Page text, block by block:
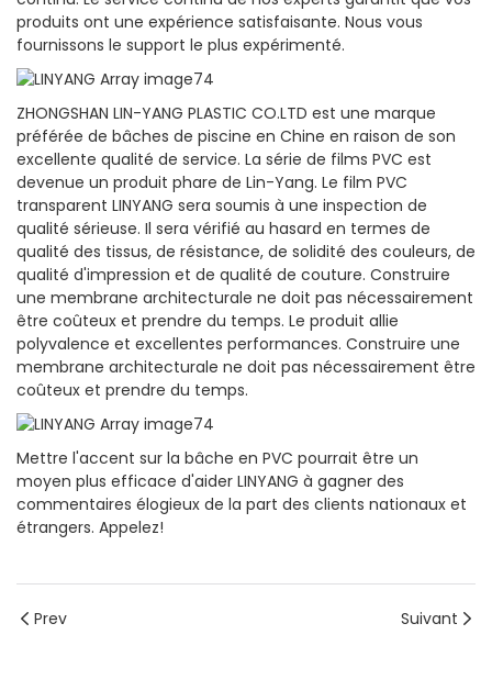
produits ont une expérience satisfaisante. Nous vous
fournissons le support le plus expérimenté.
ZHONGSHAN LIN-YANG PLASTIC CO.LTD est une marque
préférée de bâches de piscine en Chine en raison de son
excellente qualité de service. La série de films PVC est
devenue un produit phare de Lin-Yang. Le film PVC
transparent LINYANG sera soumis à une inspection de
qualité sérieuse. Il sera vérifié au hasard en termes de
qualité des tissus, de résistance, de solidité des couleurs, de
qualité d'impression et de qualité de couture. Construire
une membrane architecturale ne doit pas nécessairement
être coûteux et prendre du temps. Le produit allie
polyvalence et excellentes performances. Construire une
membrane architecturale ne doit pas nécessairement être
coûteux et prendre du temps.
Mettre l'accent sur la bâche en PVC pourrait être un
moyen plus efficace d'aider LINYANG à gagner des
commentaires élogieux de la part des clients nationaux et
étrangers. Appelez!
Prev Suivant